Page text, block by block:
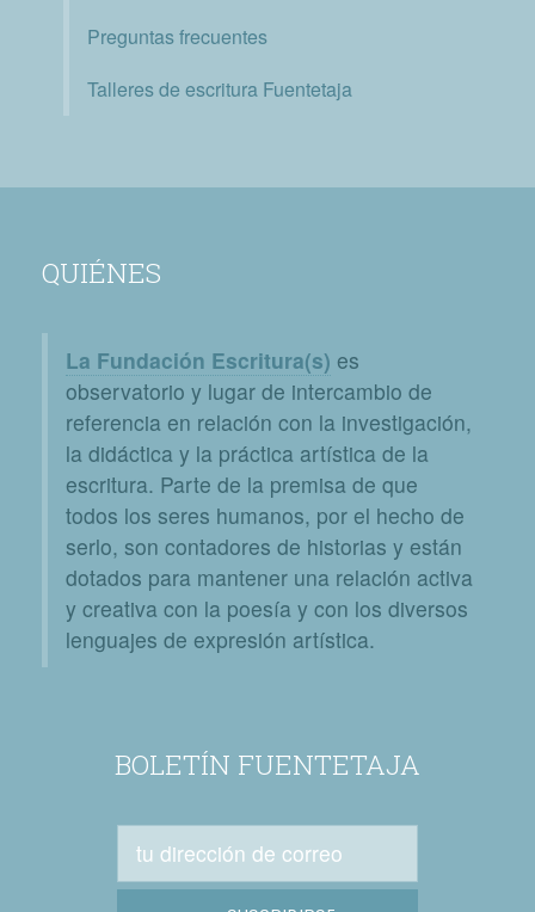
Preguntas frecuentes
Talleres de escritura Fuentetaja
QUIÉNES
La Fundación Escritura(s) es
observatorio y lugar de intercambio de
referencia en relación con la investigación,
la didáctica y la práctica artística de la
escritura. Parte de la premisa de que
todos los seres humanos, por el hecho de
serlo, son contadores de historias y están
dotados para mantener una relación activa
y creativa con la poesía y con los diversos
lenguajes de expresión artística.
BOLETÍN FUENTETAJA